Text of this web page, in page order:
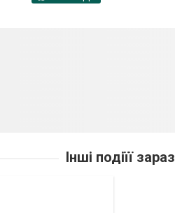
Інші подіїї зараз